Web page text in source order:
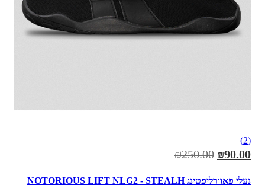
(2)
₪90.00
₪250.00
נעלי פאוורליפטינג NOTORIOUS LIFT NLG2 - STEALH